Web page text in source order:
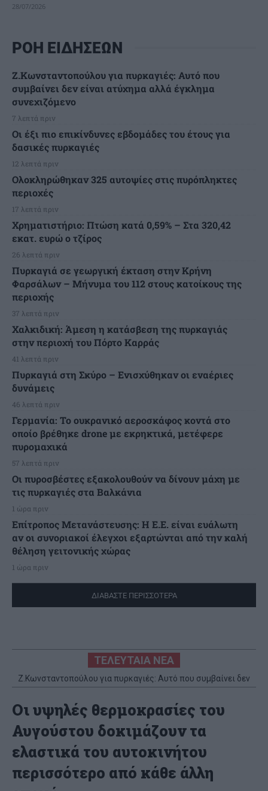
28/07/2026
ΡΟΗ ΕΙΔΗΣΕΩΝ
Ζ.Κωνσταντοπούλου για πυρκαγιές: Αυτό που
συμβαίνει δεν είναι ατύχημα αλλά έγκλημα
συνεχιζόμενο
7 λεπτά πριν
Οι έξι πιο επικίνδυνες εβδομάδες του έτους για
δασικές πυρκαγιές
12 λεπτά πριν
Ολοκληρώθηκαν 325 αυτοψίες στις πυρόπληκτες
περιοχές
17 λεπτά πριν
Χρηματιστήριο: Πτώση κατά 0,59% – Στα 320,42
εκατ. ευρώ ο τζίρος
26 λεπτά πριν
Πυρκαγιά σε γεωργική έκταση στην Κρήνη
Φαρσάλων – Μήνυμα του 112 στους κατοίκους της
περιοχής
37 λεπτά πριν
Χαλκιδική: Άμεση η κατάσβεση της πυρκαγιάς
στην περιοχή του Πόρτο Καρράς
41 λεπτά πριν
Πυρκαγιά στη Σκύρο – Ενισχύθηκαν οι εναέριες
δυνάμεις
46 λεπτά πριν
Γερμανία: Το ουκρανικό αεροσκάφος κοντά στο
οποίο βρέθηκε drone με εκρηκτικά, μετέφερε
πυρομαχικά
57 λεπτά πριν
Οι πυροσβέστες εξακολουθούν να δίνουν μάχη με
τις πυρκαγιές στα Βαλκάνια
1 ώρα πριν
Επίτροπος Μετανάστευσης: Η Ε.Ε. είναι ευάλωτη
αν οι συνοριακοί έλεγχοι εξαρτώνται από την καλή
θέληση γειτονικής χώρας
1 ώρα πριν
ΔΙΑΒΑΣΤΕ ΠΕΡΙΣΣΟΤΕΡΑ